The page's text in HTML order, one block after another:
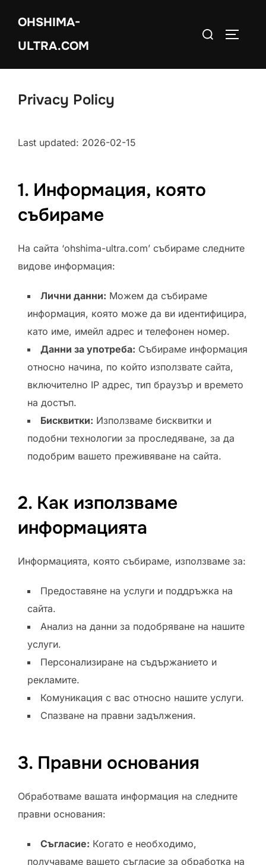
content
OHSHIMA-
ULTRA.COM
Search
Privacy Policy
Last updated: 2026-02-15
1. Информация, която
събираме
На сайта ‘ohshima-ultra.com’ събираме следните
видове информация:
Лични данни: Можем да събираме
информация, която може да ви идентифицира,
като име, имейл адрес и телефонен номер.
Данни за употреба: Събираме информация
относно начина, по който използвате сайта,
включително IP адрес, тип браузър и времето
на достъп.
Бисквитки: Използваме бисквитки и
подобни технологии за проследяване, за да
подобрим вашето преживяване на сайта.
2. Как използваме
информацията
Информацията, която събираме, използваме за:
Предоставяне на услуги и поддръжка на
сайта.
Анализ на данни за подобряване на нашите
услуги.
Персонализиране на съдържанието и
рекламите.
Комуникация с вас относно нашите услуги.
Спазване на правни задължения.
3. Правни основания
Обработваме вашата информация на следните
правни основания:
Съгласие: Когато е необходимо,
получаваме вашето съгласие за обработка на